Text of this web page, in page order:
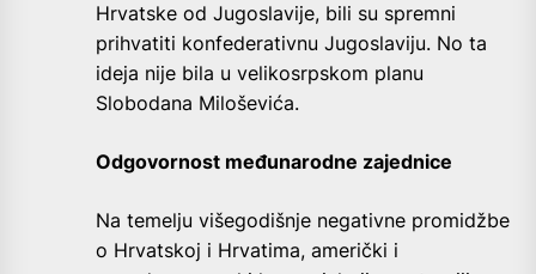
Hrvatske od Jugoslavije, bili su spremni
prihvatiti konfederativnu Jugoslaviju. No ta
ideja nije bila u velikosrpskom planu
Slobodana Miloševića.
Odgovornost međunarodne zajednice
Na temelju višegodišnje negativne promidžbe
o Hrvatskoj i Hrvatima, američki i